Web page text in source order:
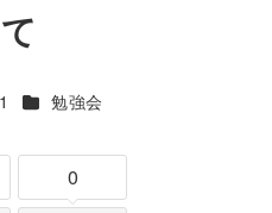
カテゴリー
勉強会
0